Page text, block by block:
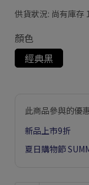
供貨狀況: 尚有庫存
顏色
經典黑
此商品參與的優
新品上市9折
夏日購物節